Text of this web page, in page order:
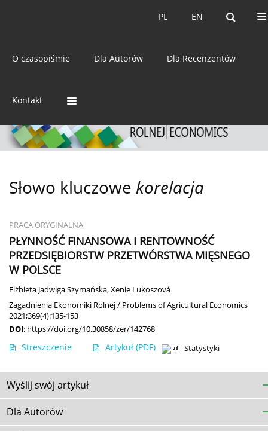
EN
PL EN
PL
O czasopiśmie Dla Autorów Dla Recenzentów
Kontakt
ISSN: 0044-1600
Słowo kluczowe korelacja
PRACA ORYGINALNA
PŁYNNOŚĆ FINANSOWA I RENTOWNOŚĆ
PRZEDSIĘBIORSTW PRZETWÓRSTWA MIĘSNEGO
W POLSCE
Elżbieta Jadwiga Szymańska,Xenie Lukoszová
Zagadnienia Ekonomiki Rolnej / Problems of Agricultural Economics
2021;369(4):135-153
DOI: https://doi.org/10.30858/zer/142768
Streszczenie Artykuł (PDF) Statystyki
Wyślij swój artykuł
Dla Autorów